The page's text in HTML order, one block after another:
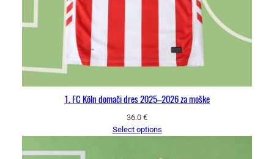
1. FC Köln domači dres 2025–2026 za moške
36.0 €
Select options